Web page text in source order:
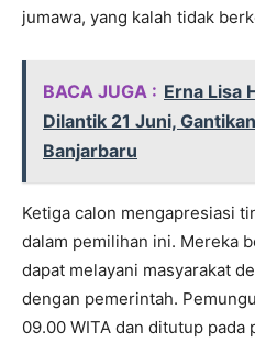
jumawa, yang kalah tidak
BACA JUGA : Erna Lisa
Dilantik 21 Juni,
Banjarbaru
Ketiga calon mengapresiasi
dalam pemilihan ini. Mereka
dapat melayani masyarakat
dengan pemerintah.
09.00 WITA dan ditutup pada